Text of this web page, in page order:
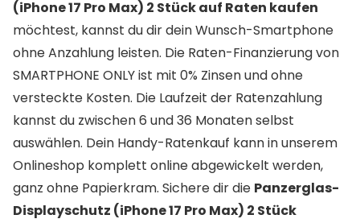
(iPhone 17 Pro Max) 2 Stück auf Raten kaufen
möchtest, kannst du dir dein Wunsch-Smartphone
ohne Anzahlung leisten. Die Raten-Finanzierung von
SMARTPHONE ONLY ist mit 0% Zinsen und ohne
versteckte Kosten. Die Laufzeit der Ratenzahlung
kannst du zwischen 6 und 36 Monaten selbst
auswählen. Dein Handy-Ratenkauf kann in unserem
Onlineshop komplett online abgewickelt werden,
ganz ohne Papierkram. Sichere dir die Panzerglas-
Displayschutz (iPhone 17 Pro Max) 2 Stück